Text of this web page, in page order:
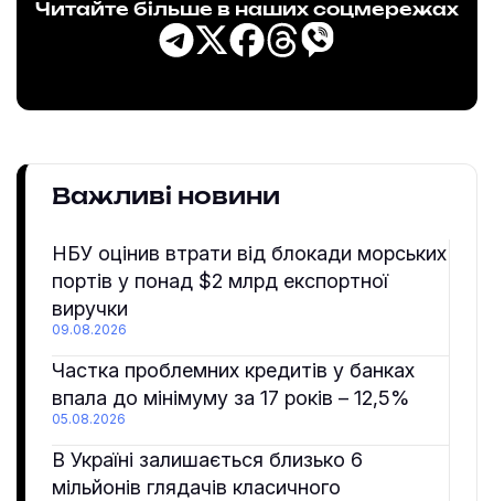
Читайте більше в наших соцмережах
Важливі новини
НБУ оцінив втрати від блокади морських
портів у понад $2 млрд експортної
виручки
09.08.2026
Частка проблемних кредитів у банках
впала до мінімуму за 17 років – 12,5%
05.08.2026
В Україні залишається близько 6
мільйонів глядачів класичного